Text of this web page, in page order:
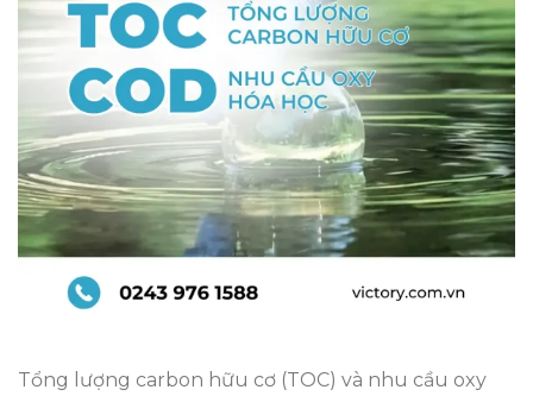
Tổng lượng carbon hữu cơ (TOC) và nhu cầu oxy